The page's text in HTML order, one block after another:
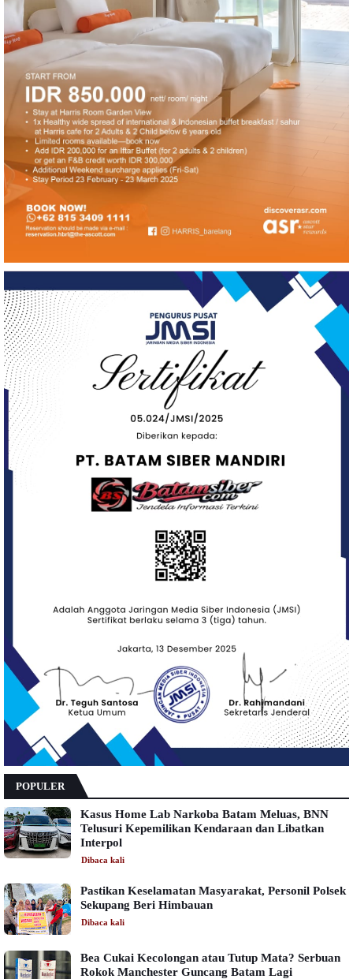
POPULER
Kasus Home Lab Narkoba Batam Meluas, BNN
Telusuri Kepemilikan Kendaraan dan Libatkan
Interpol
Dibaca kali
Pastikan Keselamatan Masyarakat, Personil Polsek
Sekupang Beri Himbauan
Dibaca kali
Bea Cukai Kecolongan atau Tutup Mata? Serbuan
Rokok Manchester Guncang Batam Lagi